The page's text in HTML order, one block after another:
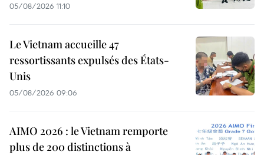
05/08/2026 11:10
Le Vietnam accueille 47
ressortissants expulsés des États-
Unis
05/08/2026 09:06
AIMO 2026 : le Vietnam remporte
plus de 200 distinctions à